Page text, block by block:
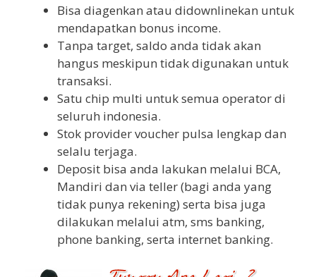
Bisa diagenkan atau didownlinekan untuk
mendapatkan bonus income.
Tanpa target, saldo anda tidak akan
hangus meskipun tidak digunakan untuk
transaksi.
Satu chip multi untuk semua operator di
seluruh indonesia.
Stok provider voucher pulsa lengkap dan
selalu terjaga.
Deposit bisa anda lakukan melalui BCA,
Mandiri dan via teller (bagi anda yang
tidak punya rekening) serta bisa juga
dilakukan melalui atm, sms banking,
phone banking, serta internet banking.